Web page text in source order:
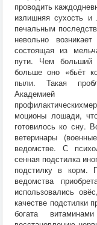
проводить
излишняя сухость
печальным
невольно
состоящая из
пути. Чем больший
больше оно «бьёт
пыли. Такая
моционы лошади,
готовилось ко сну.
ветеринары
ведомстве. С
сенная подстилка
подстилку в корм.
ведомства
использовались
качестве подстилки
богата